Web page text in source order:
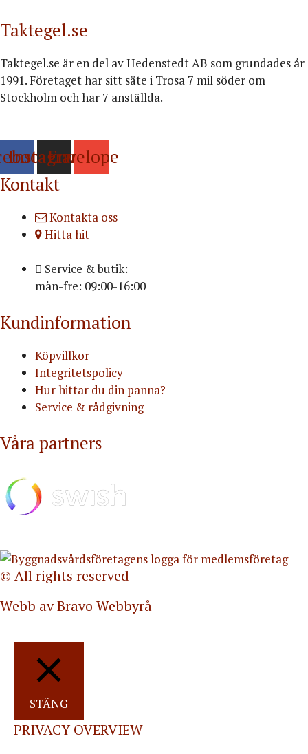
Taktegel.se
Taktegel.se är en del av Hedenstedt AB som grundades år
1991. Företaget har sitt säte i Trosa 7 mil söder om
Stockholm och har 7 anställda.
Instagram
Envelope
Kontakt
Kontakta oss
Hitta hit
Service & butik:
mån-fre: 09:00-16:00
Kundinformation
Köpvillkor
Integritetspolicy
Hur hittar du din panna?
Service & rådgivning
Våra partners
© All rights reserved
Webb av Bravo Webbyrå
STÄNG
PRIVACY OVERVIEW